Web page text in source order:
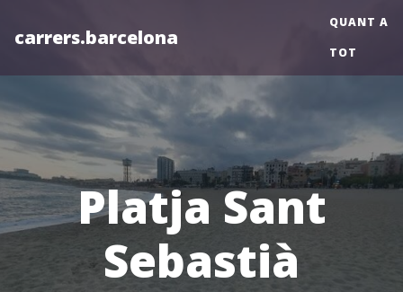
carrers.barcelona
QUANT A
TOT
Platja Sant
Sebastià